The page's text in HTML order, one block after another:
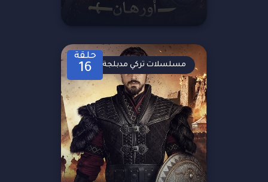
حلقة
16 مسلسلات تركي مدبلجة